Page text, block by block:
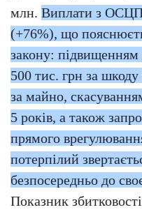
млн. Виплати з
(+76%), що
закону: підвищенням
500 тис. грн за
за майно,
5 років, а також
прямого
потерпілий
безпосередньо до
Показник